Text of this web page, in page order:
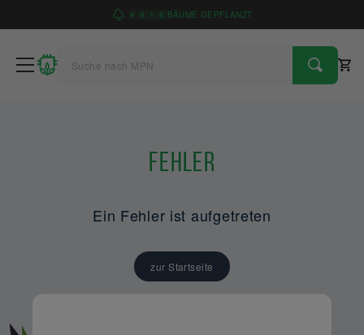
4 9 1 6 BÄUME GEPFLANZT
Fehler
Ein Fehler ist aufgetreten
zur Startseite